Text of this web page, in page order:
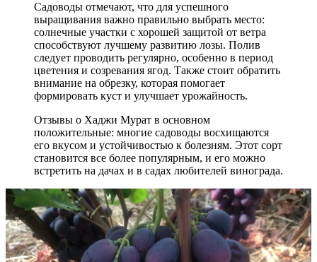
Садоводы отмечают, что для успешного
выращивания важно правильно выбрать место:
солнечные участки с хорошей защитой от ветра
способствуют лучшему развитию лозы. Полив
следует проводить регулярно, особенно в период
цветения и созревания ягод. Также стоит обратить
внимание на обрезку, которая помогает
формировать куст и улучшает урожайность.
Отзывы о Хаджи Мурат в основном
положительные: многие садоводы восхищаются
его вкусом и устойчивостью к болезням. Этот сорт
становится все более популярным, и его можно
встретить на дачах и в садах любителей винограда.